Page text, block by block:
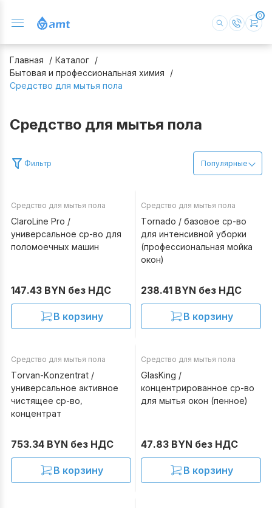
0
Главная
Каталог
Бытовая и профессиональная химия
Средство для мытья пола
Средство для мытья пола
Фильтр Популярные
В наличии
Средство для мытья пола
ClaroLine Pro /
универсальное ср-во для
поломоечных машин
147.43 BYN без НДС
В корзину
В наличии
Средство для мытья пола
Tornado / базовое ср-во
для интенсивной уборки
(профессиональная мойка
окон)
238.41 BYN без НДС
В корзину
В наличии
Средство для мытья пола
Torvan-Konzentrat /
универсальное активное
чистящее ср-во,
концентрат
753.34 BYN без НДС
В корзину
В наличии
Средство для мытья пола
GlasKing /
концентрированное ср-во
для мытья окон (пенное)
47.83 BYN без НДС
В корзину